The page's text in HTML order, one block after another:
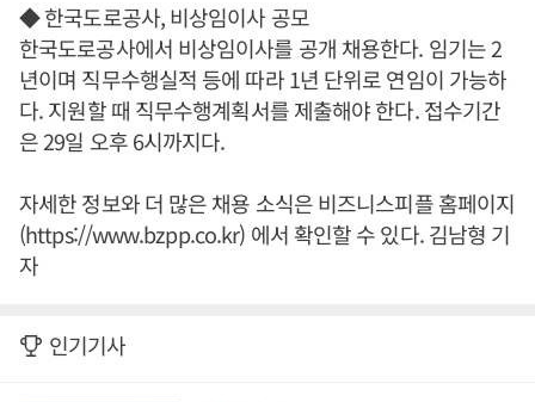
◆ 한국도로공사, 비상임이사 공모
한국도로공사에서 비상임이사를 공개 채용한다. 임기는 2
년이며 직무수행실적 등에 따라 1년 단위로 연임이 가능하
다. 지원할 때 직무수행계획서를 제출해야 한다. 접수기간
은 29일 오후 6시까지다.
자세한 정보와 더 많은 채용 소식은 비즈니스피플 홈페이지
(https://www.bzpp.co.kr) 에서 확인할 수 있다. 김남형 기
자
인기기사